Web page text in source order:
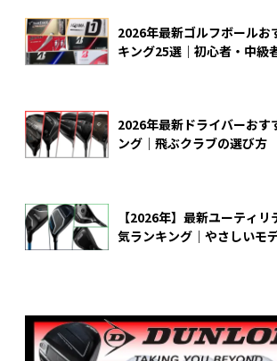
2026年最新ゴルフボールお
キング25選｜初心者・中級
2026年最新ドライバーおす
ング｜飛ぶクラブの選び方
【2026年】最新ユーティ
気ランキング｜やさしいモ